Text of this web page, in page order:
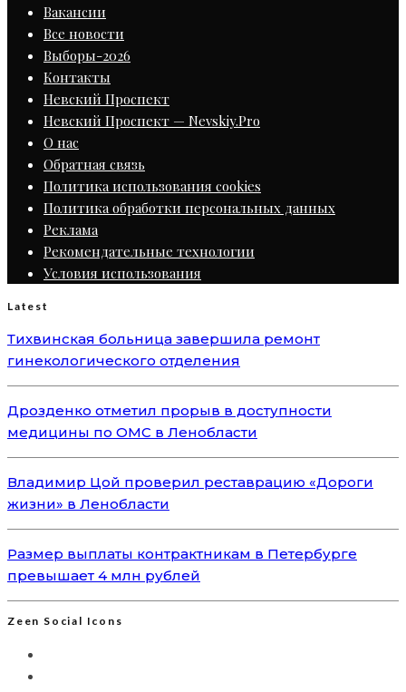
Вакансии
Все новости
Выборы-2026
Контакты
Невский Проспект
Невский Проспект — Nevskiy.Pro
О нас
Обратная связь
Политика использования cookies
Политика обработки персональных данных
Реклама
Рекомендательные технологии
Условия использования
Latest
Тихвинская больница завершила ремонт
гинекологического отделения
Дрозденко отметил прорыв в доступности
медицины по ОМС в Ленобласти
Владимир Цой проверил реставрацию «Дороги
жизни» в Ленобласти
Размер выплаты контрактникам в Петербурге
превышает 4 млн рублей
Zeen Social Icons